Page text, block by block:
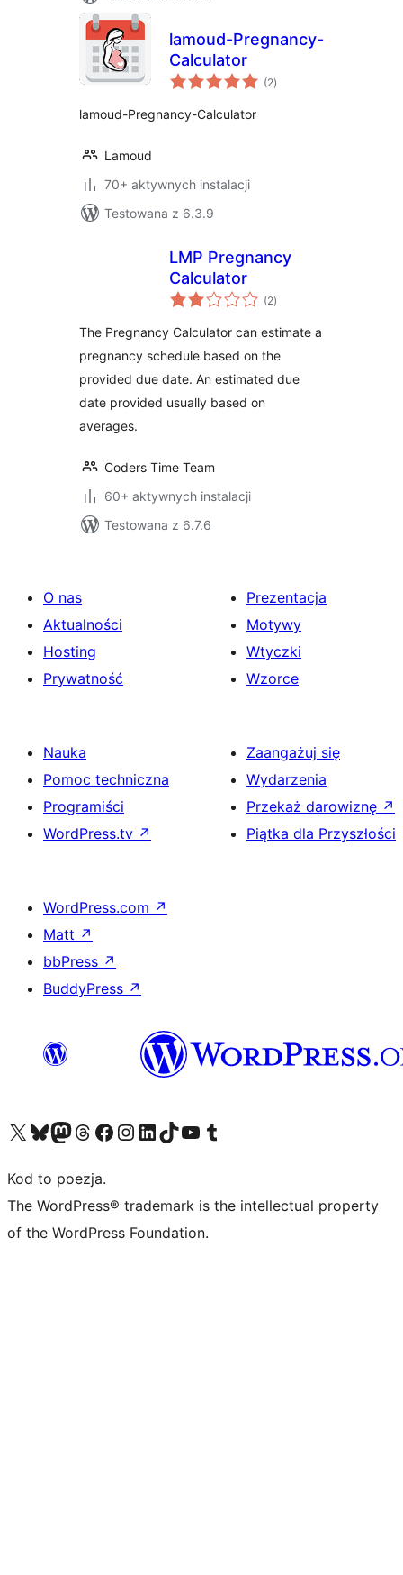
lamoud-Pregnancy-
Calculator
(2wszystkich
ocen
)
lamoud-Pregnancy-Calculator
Lamoud
70+ aktywnych instalacji
Testowana z 6.3.9
LMP Pregnancy
Calculator
(2wszystkich
ocen
)
The Pregnancy Calculator can estimate a
pregnancy schedule based on the
provided due date. An estimated due
date provided usually based on
averages.
Coders Time Team
60+ aktywnych instalacji
Testowana z 6.7.6
O nas
Aktualności
Hosting
Prywatność
Prezentacja
Motywy
Wtyczki
Wzorce
Nauka
Pomoc techniczna
Programiści
WordPress.tv ↗
Zaangażuj się
Wydarzenia
Przekaż darowiznę ↗
Piątka dla Przyszłości
WordPress.com ↗
Matt ↗
bbPress ↗
BuddyPress ↗
Odwiedź nasze konto X (dawniej Twitter)
Odwiedź nasze konto Bluesky
Odwiedź nasze konto na Mastodoncie
Odwiedź naszego Threadsa
Odwiedź naszego Facebooka
Odwiedź nasze konto na Instagramie
Odwiedź nasze konto na LinkedIn
Odwiedź naszego TikToka
Odwiedź nasz kanał YouTube
Odwiedź naszego Tumblra
Kod to poezja.
The WordPress® trademark is the intellectual property
of the WordPress Foundation.